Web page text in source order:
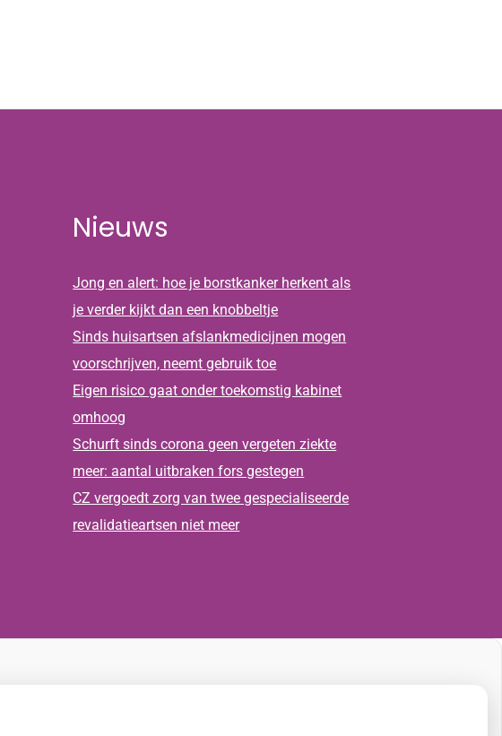
Nieuws
Jong en alert: hoe je borstkanker herkent als
je verder kijkt dan een knobbeltje
Sinds huisartsen afslankmedicijnen mogen
voorschrijven, neemt gebruik toe
Eigen risico gaat onder toekomstig kabinet
omhoog
Schurft sinds corona geen vergeten ziekte
meer: aantal uitbraken fors gestegen
CZ vergoedt zorg van twee gespecialiseerde
revalidatieartsen niet meer